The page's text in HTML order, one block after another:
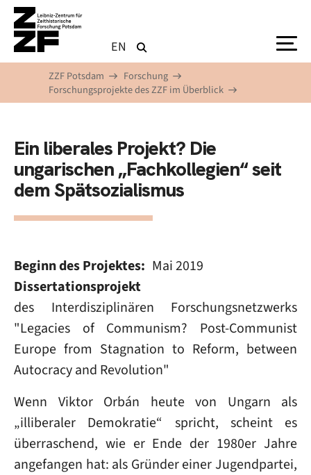
Direkt zum Inhalt
EN
ZZF Potsdam
Forschung
Forschungsprojekte des ZZF im Überblick
Ein liberales Projekt? Die
ungarischen „Fachkollegien“ seit
dem Spätsozialismus
Beginn des Projektes
Mai 2019
Dissertationsprojekt
des Interdisziplinären Forschungsnetzwerks
"Legacies of Communism? Post‐Communist
Europe from Stagnation to Reform, between
Autocracy and Revolution"
Wenn Viktor Orbán heute von Ungarn als
„illiberaler Demokratie“ spricht, scheint es
überraschend, wie er Ende der 1980er Jahre
angefangen hat: als Gründer einer Jugendpartei,